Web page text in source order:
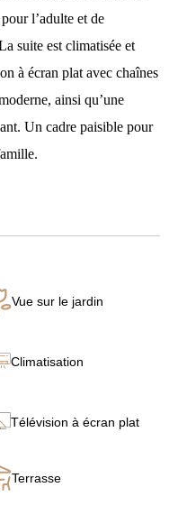
l’adulte et de
suite est climatisée et
à écran plat avec chaînes
ainsi qu’une
Un cadre paisible pour
Vue sur le jardin
Climatisation
Télévision à écran plat
Terrasse